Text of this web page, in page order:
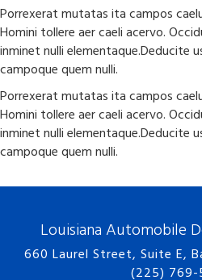
Porrexerat mutatas ita campos
Homini tollere aer caeli acervo.
inminet nulli elementaque.Deducite
campoque quem nulli.
Porrexerat mutatas ita campos
Homini tollere aer caeli acervo.
inminet nulli elementaque.Deducite
campoque quem nulli.
Louisiana Automobile
660 Laurel Street, Suite E,
(225) 769-